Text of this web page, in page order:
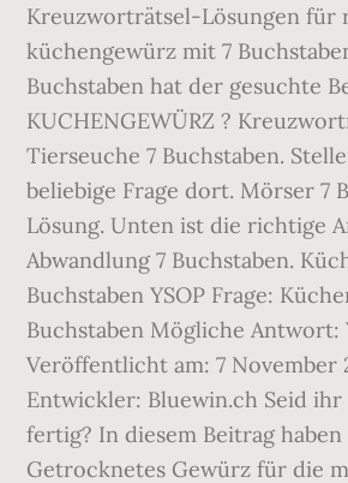
Kreuzworträtsel-Lösungen für
küchengewürz mit 7
Buchstaben hat der gesuchte
KUCHENGEWÜRZ ?
Tierseuche 7 Buchstaben.
beliebige Frage dort. Mörser 7
Lösung. Unten ist die richtige
Abwandlung 7 Buchstaben.
Buchstaben YSOP Frage:
Buchstaben Mögliche Antwort:
Veröffentlicht am: 7 November
Entwickler: Bluewin.ch Seid
fertig? In diesem Beitrag
Getrocknetes Gewürz für die